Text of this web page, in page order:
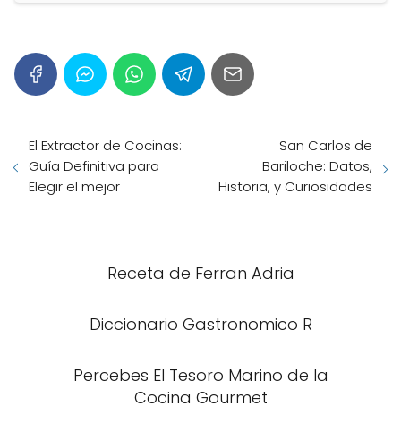
El Extractor de Cocinas:
Guía Definitiva para
Elegir el mejor
San Carlos de
Bariloche: Datos,
Historia, y Curiosidades
Receta de Ferran Adria
Diccionario Gastronomico R
Percebes El Tesoro Marino de la
Cocina Gourmet